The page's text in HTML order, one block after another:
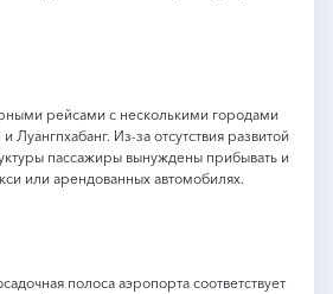
рейсами с несколькими городами
Луангпхабанг. Из-за отсутствия развитой
пассажиры вынуждены прибывать и
или арендованных автомобилях.
полоса аэропорта соответствует